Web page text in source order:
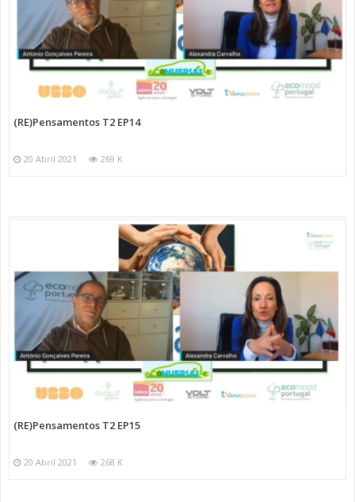
(RE)Pensamentos T2 EP14
20 Abril 2021 269 K
(RE)Pensamentos T2 EP15
20 Abril 2021 268 K